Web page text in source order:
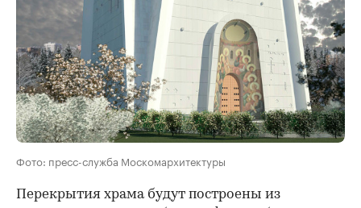
Фото: пресс-служба Москомархитектуры
Перекрытия храма будут построены из